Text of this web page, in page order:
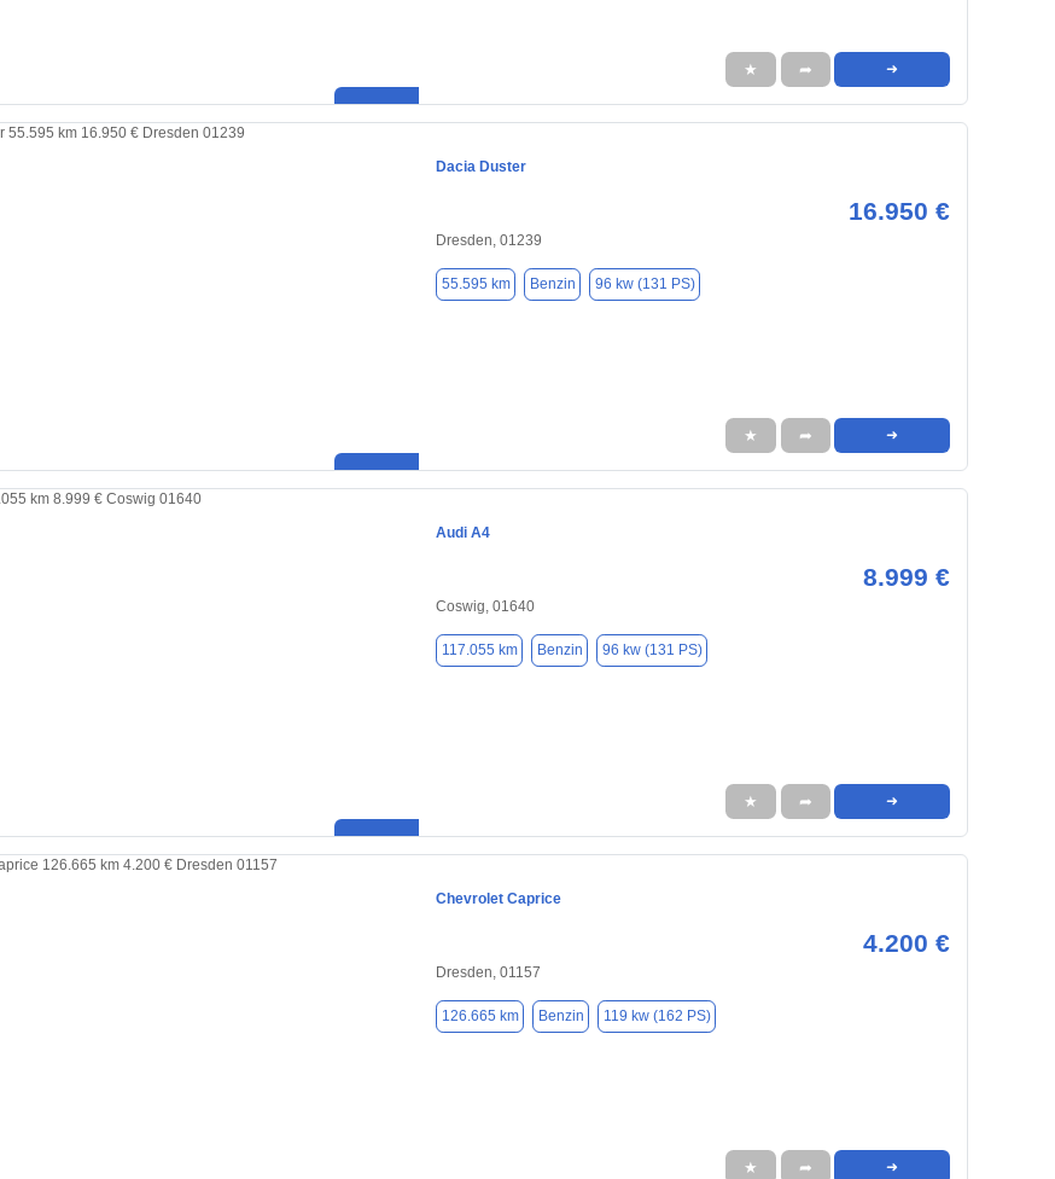
★ ➦ ➜
Dacia Duster
16.950 €
Dresden, 01239
55.595 km Benzin 96 kw (131 PS)
★ ➦ ➜
Audi A4
8.999 €
Coswig, 01640
117.055 km Benzin 96 kw (131 PS)
★ ➦ ➜
Chevrolet Caprice
4.200 €
Dresden, 01157
126.665 km Benzin 119 kw (162 PS)
★ ➦ ➜